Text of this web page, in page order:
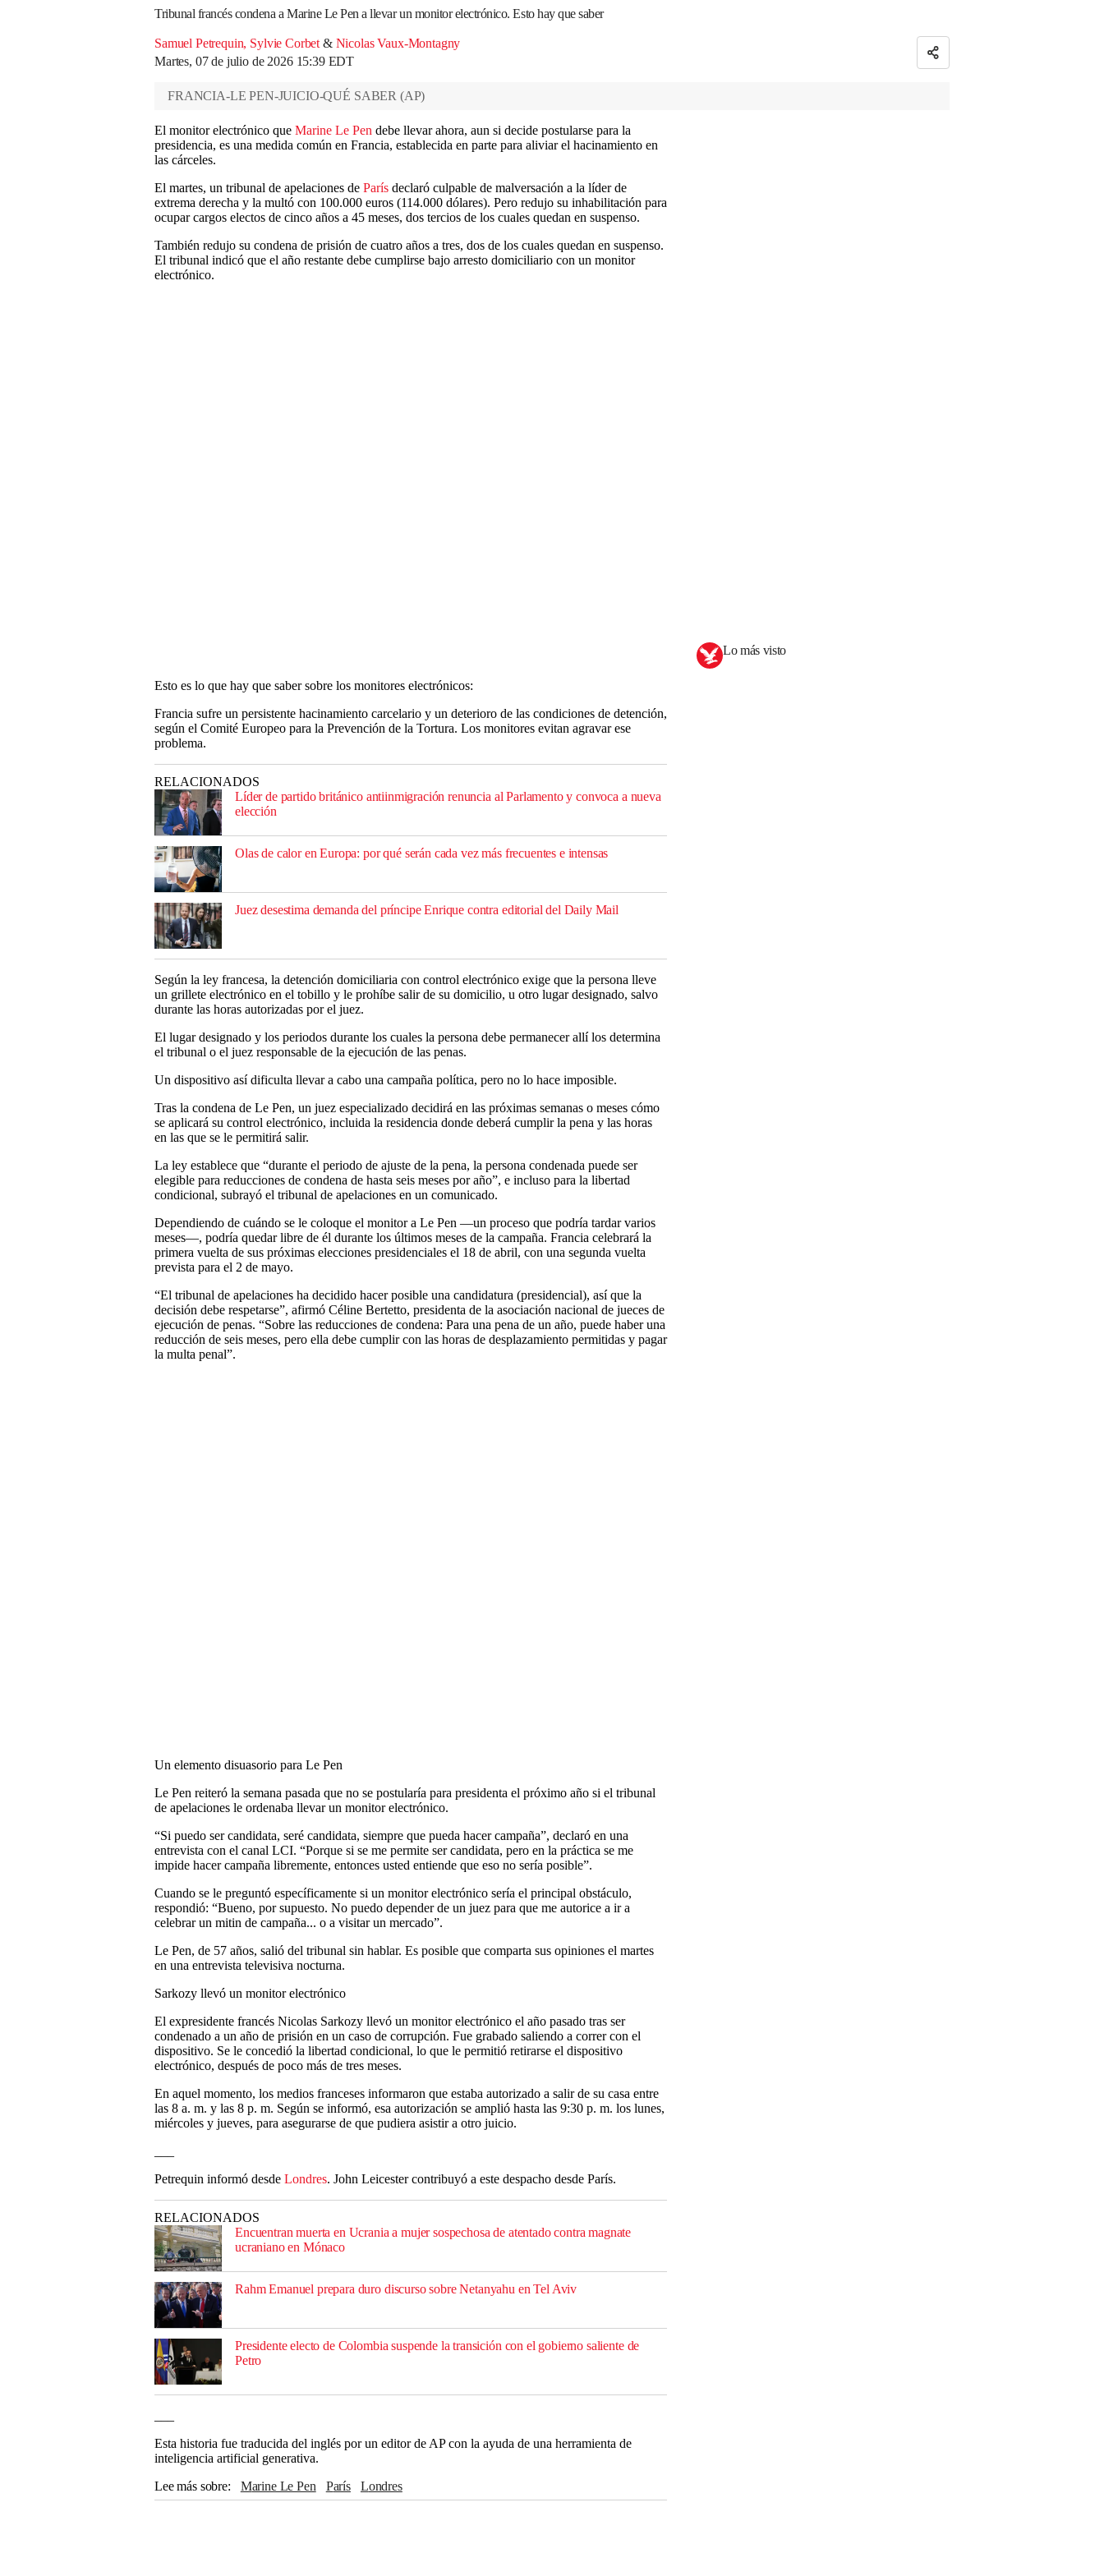
Tribunal francés condena a Marine Le Pen a llevar un monitor electrónico. Esto hay que saber
Samuel Petrequin, Sylvie Corbet & Nicolas Vaux-Montagny
Martes, 07 de julio de 2026 15:39 EDT
FRANCIA-LE PEN-JUICIO-QUÉ SABER (AP)
El monitor electrónico que Marine Le Pen debe llevar ahora, aun si decide postularse para la
presidencia, es una medida común en Francia, establecida en parte para aliviar el hacinamiento en
las cárceles.
El martes, un tribunal de apelaciones de París declaró culpable de malversación a la líder de
extrema derecha y la multó con 100.000 euros (114.000 dólares). Pero redujo su inhabilitación para
ocupar cargos electos de cinco años a 45 meses, dos tercios de los cuales quedan en suspenso.
También redujo su condena de prisión de cuatro años a tres, dos de los cuales quedan en suspenso.
El tribunal indicó que el año restante debe cumplirse bajo arresto domiciliario con un monitor
electrónico.
Esto es lo que hay que saber sobre los monitores electrónicos:
Francia sufre un persistente hacinamiento carcelario y un deterioro de las condiciones de detención,
según el Comité Europeo para la Prevención de la Tortura. Los monitores evitan agravar ese
problema.
RELACIONADOS
Líder de partido británico antiinmigración renuncia al Parlamento y convoca a nueva
elección
Olas de calor en Europa: por qué serán cada vez más frecuentes e intensas
Juez desestima demanda del príncipe Enrique contra editorial del Daily Mail
Según la ley francesa, la detención domiciliaria con control electrónico exige que la persona lleve
un grillete electrónico en el tobillo y le prohíbe salir de su domicilio, u otro lugar designado, salvo
durante las horas autorizadas por el juez.
El lugar designado y los periodos durante los cuales la persona debe permanecer allí los determina
el tribunal o el juez responsable de la ejecución de las penas.
Un dispositivo así dificulta llevar a cabo una campaña política, pero no lo hace imposible.
Tras la condena de Le Pen, un juez especializado decidirá en las próximas semanas o meses cómo
se aplicará su control electrónico, incluida la residencia donde deberá cumplir la pena y las horas
en las que se le permitirá salir.
La ley establece que “durante el periodo de ajuste de la pena, la persona condenada puede ser
elegible para reducciones de condena de hasta seis meses por año”, e incluso para la libertad
condicional, subrayó el tribunal de apelaciones en un comunicado.
Dependiendo de cuándo se le coloque el monitor a Le Pen —un proceso que podría tardar varios
meses—, podría quedar libre de él durante los últimos meses de la campaña. Francia celebrará la
primera vuelta de sus próximas elecciones presidenciales el 18 de abril, con una segunda vuelta
prevista para el 2 de mayo.
“El tribunal de apelaciones ha decidido hacer posible una candidatura (presidencial), así que la
decisión debe respetarse”, afirmó Céline Bertetto, presidenta de la asociación nacional de jueces de
ejecución de penas. “Sobre las reducciones de condena: Para una pena de un año, puede haber una
reducción de seis meses, pero ella debe cumplir con las horas de desplazamiento permitidas y pagar
la multa penal”.
Un elemento disuasorio para Le Pen
Le Pen reiteró la semana pasada que no se postularía para presidenta el próximo año si el tribunal
de apelaciones le ordenaba llevar un monitor electrónico.
“Si puedo ser candidata, seré candidata, siempre que pueda hacer campaña”, declaró en una
entrevista con el canal LCI. “Porque si se me permite ser candidata, pero en la práctica se me
impide hacer campaña libremente, entonces usted entiende que eso no sería posible”.
Cuando se le preguntó específicamente si un monitor electrónico sería el principal obstáculo,
respondió: “Bueno, por supuesto. No puedo depender de un juez para que me autorice a ir a
celebrar un mitin de campaña... o a visitar un mercado”.
Le Pen, de 57 años, salió del tribunal sin hablar. Es posible que comparta sus opiniones el martes
en una entrevista televisiva nocturna.
Sarkozy llevó un monitor electrónico
El expresidente francés Nicolas Sarkozy llevó un monitor electrónico el año pasado tras ser
condenado a un año de prisión en un caso de corrupción. Fue grabado saliendo a correr con el
dispositivo. Se le concedió la libertad condicional, lo que le permitió retirarse el dispositivo
electrónico, después de poco más de tres meses.
En aquel momento, los medios franceses informaron que estaba autorizado a salir de su casa entre
las 8 a. m. y las 8 p. m. Según se informó, esa autorización se amplió hasta las 9:30 p. m. los lunes,
miércoles y jueves, para asegurarse de que pudiera asistir a otro juicio.
Petrequin informó desde Londres. John Leicester contribuyó a este despacho desde París.
RELACIONADOS
Encuentran muerta en Ucrania a mujer sospechosa de atentado contra magnate
ucraniano en Mónaco
Rahm Emanuel prepara duro discurso sobre Netanyahu en Tel Aviv
Presidente electo de Colombia suspende la transición con el gobierno saliente de
Petro
Esta historia fue traducida del inglés por un editor de AP con la ayuda de una herramienta de
inteligencia artificial generativa.
Lee más sobre
Marine Le Pen París Londres
Lo más visto